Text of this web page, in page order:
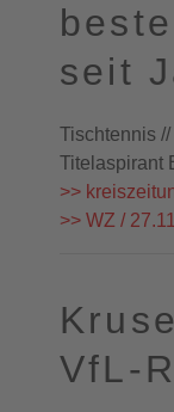
seit
Tischtennis
Titelaspirant
>>
>> WZ /
VfL-